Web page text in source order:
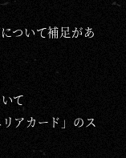
ついて補足があ
て
アカード」のス